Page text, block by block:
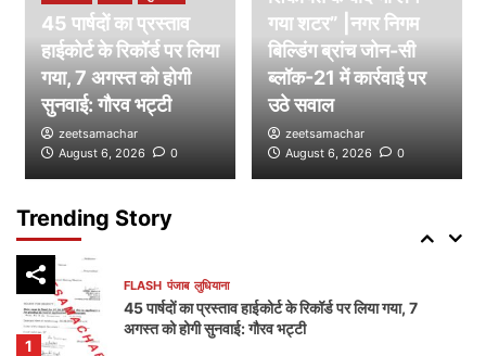
45 पार्षदों का प्रस्ताव
हाईकोर्ट के रिकॉर्ड पर लिया
गया, 7 अगस्त को होगी
सुनवाई: गौरव भट्टी
zeetsamachar
August 6, 2026
0
गया शटर” |नगर निगम
बिल्डिंग ब्रांच जोन-सी
ब्लॉक-21 में कार्रवाई पर
उठे सवाल
zeetsamachar
August 6, 2026
0
Trending Story
FLASH पंजाब लुधियाना
डम्मी निगम सदन लगाकर भाजपा का निगम प्रशासन पर हमला,
भेदभाव और भ्रष्टाचार के लगाए आरोप
5
प्लॉटिंग पर गहराए सवाल
1
FLASH पंजाब लुधियाना
45 पार्षदों का प्रस्ताव हाईकोर्ट के रिकॉर्ड पर लिया गया, 7
अगस्त को होगी सुनवाई: गौरव भट्टी